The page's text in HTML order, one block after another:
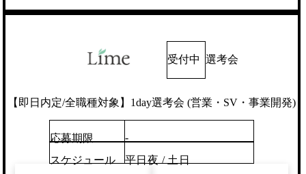
受付中 選考会
【即日内定/全職種対象】1day選考会 (営業・SV・事業開発)
応募期限
-
スケジュール
平日夜 / 土日